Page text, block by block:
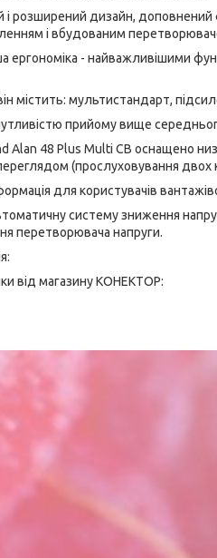
і розширений дизайн,
і вбудованим
ергономіка - найважливішими
містить: мультистандарт,
прийому вище
Alan 48 Plus Multi CB оснащено
(прослуховування двох
для користувачів
систему зниження
перетворювача напруги.
від магазину КОНЕКТОР: